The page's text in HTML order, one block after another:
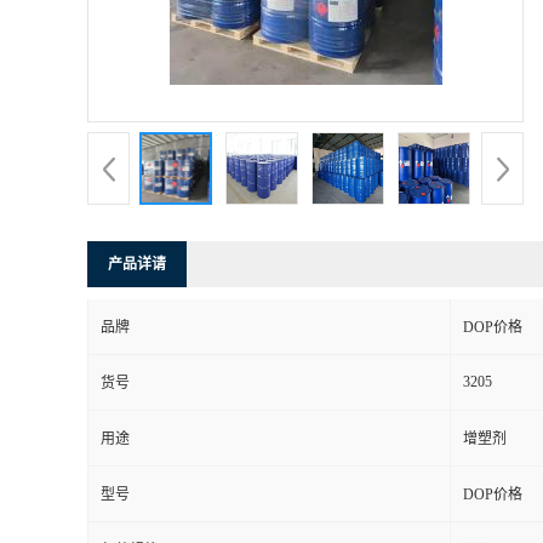
产品详请
品牌 DOP价格
货号 3205
用途 增塑剂
型号 DOP价格